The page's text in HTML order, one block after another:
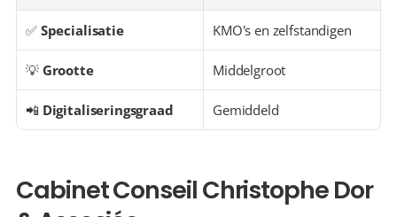
✅ Specialisatie KMO's en zelfstandigen
💡 Grootte Middelgroot
📲 Digitaliseringsgraad Gemiddeld
Cabinet Conseil Christophe Dor